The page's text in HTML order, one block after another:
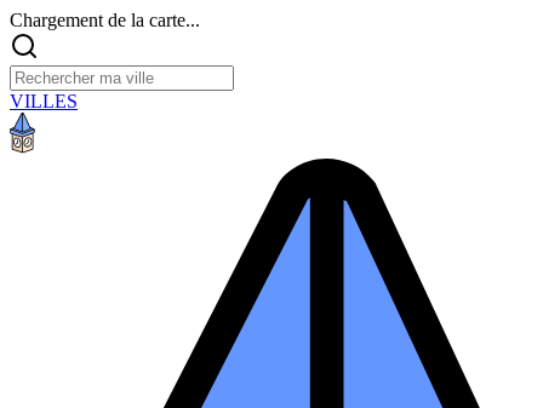
Chargement de la carte...
VILLES